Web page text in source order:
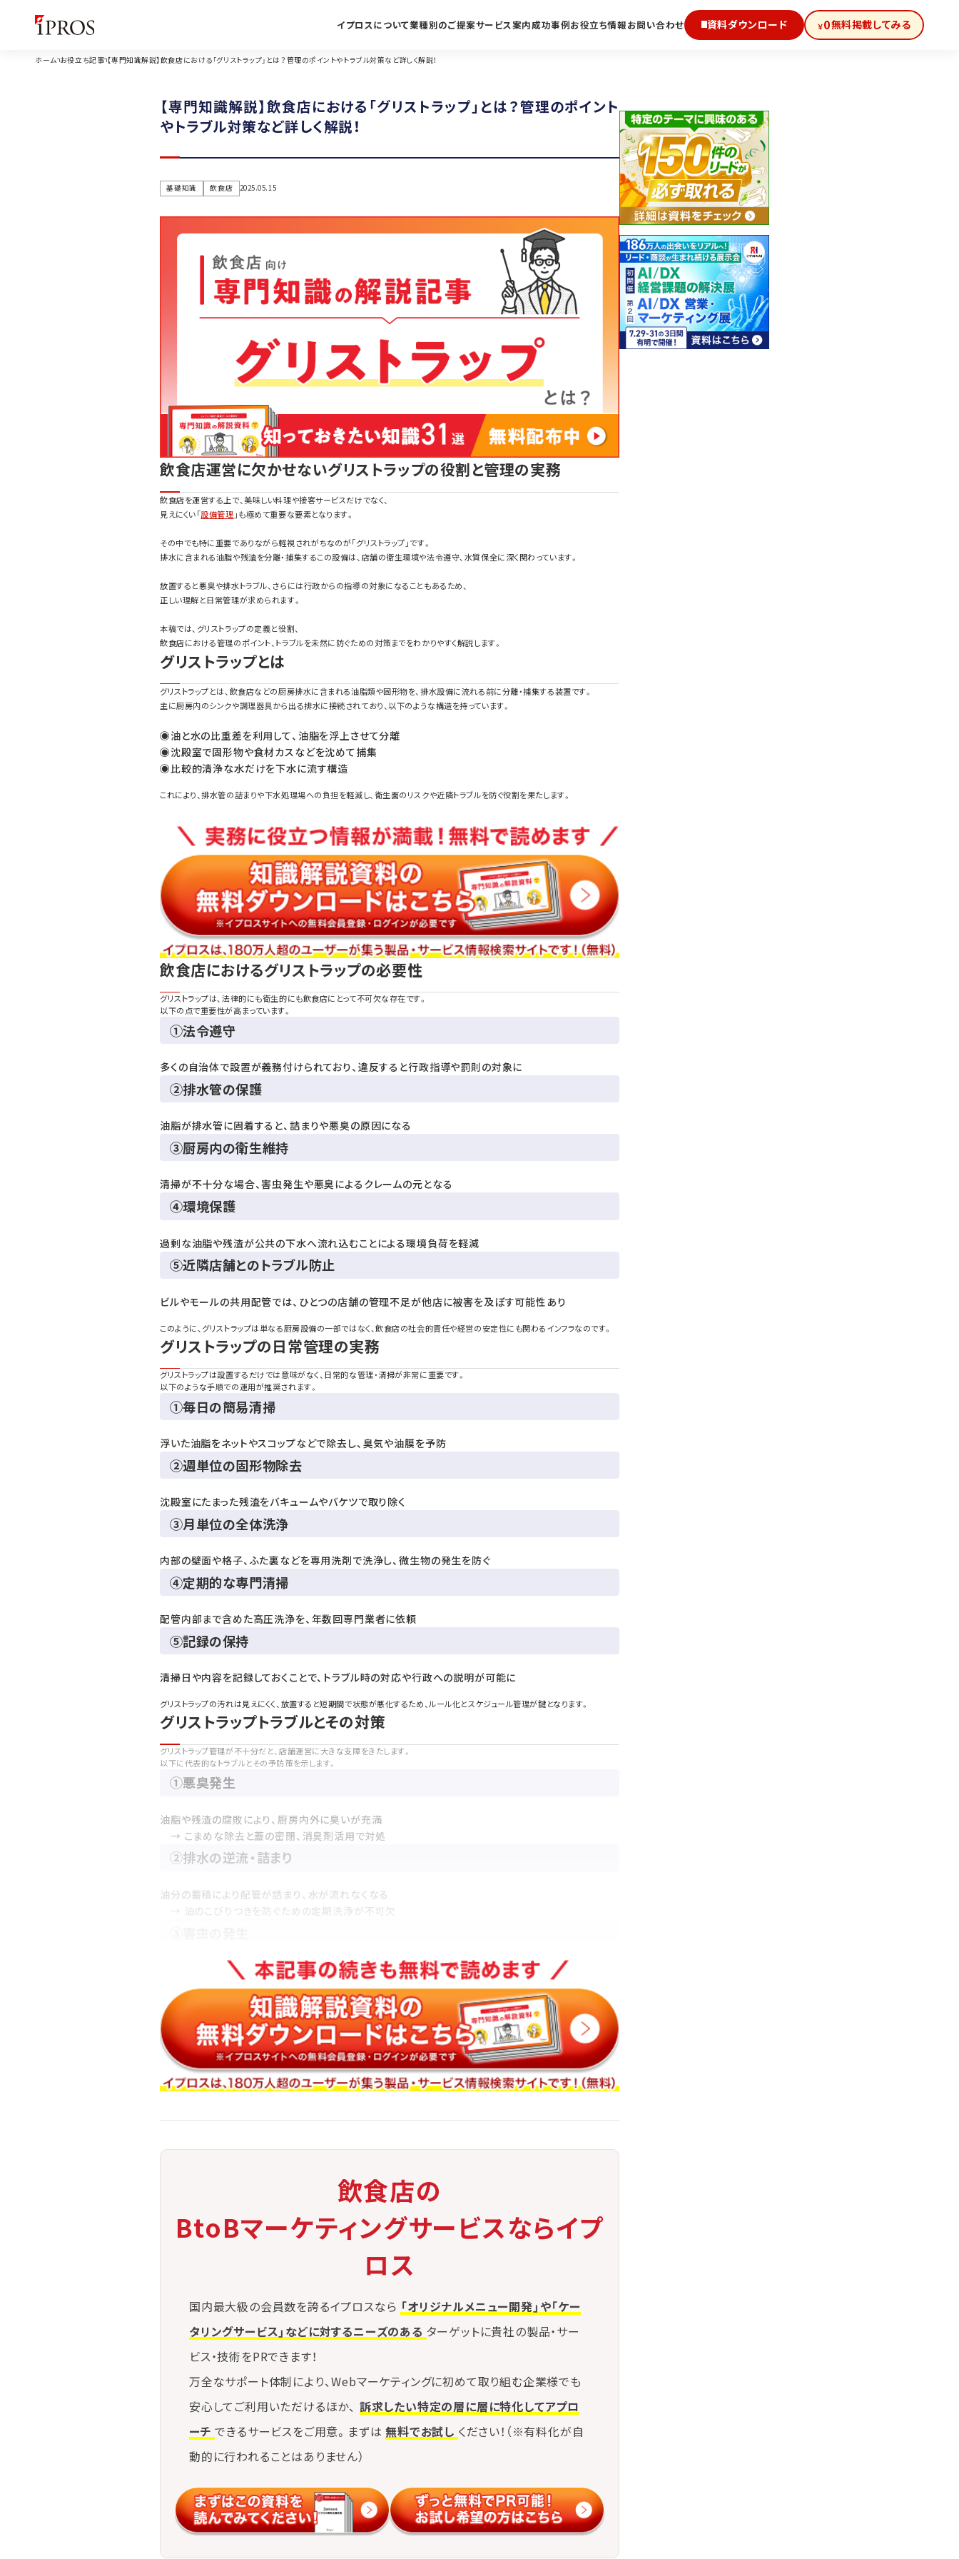
イプロスについて業種別のご提案サービス案内成功事例お役立ち情報お問い合わせ 資料ダウンロード ￥0無料掲載してみる
ホーム お役立ち記事 【専門知識解説】飲食店における「グリストラップ」とは？管理のポイントやトラブル対策など詳しく解説！
【専門知識解説】飲食店における「グリストラップ」とは？管理のポイント
やトラブル対策など詳しく解説！
基礎知識 飲食店 2025.05.15
飲食店運営に欠かせないグリストラップの役割と管理の実務
飲食店を運営する上で、美味しい料理や接客サービスだけでなく、
見えにくい「設備管理 」も極めて重要な要素となります。
その中でも特に重要でありながら軽視されがちなのが「グリストラップ」です。
排水に含まれる油脂や残渣を分離・捕集するこの設備は、店舗の衛生環境や法令遵守、水質保全に深く関わっています。
放置すると悪臭や排水トラブル、さらには行政からの指導の対象になることもあるため、
正しい理解と日常管理が求められます。
本稿では、グリストラップの定義と役割、
飲食店における管理のポイント、トラブルを未然に防ぐための対策までをわかりやすく解説します。
グリストラップとは
グリストラップとは、飲食店などの厨房排水に含まれる油脂類や固形物を、排水設備に流れる前に分離・捕集する装置です。
主に厨房内のシンクや調理器具から出る排水に接続されており、以下のような構造を持っています。
◉油と水の比重差を利用して、油脂を浮上させて分離
◉沈殿室で固形物や食材カスなどを沈めて捕集
◉比較的清浄な水だけを下水に流す構造
これにより、排水管の詰まりや下水処理場への負担を軽減し、衛生面のリスクや近隣トラブルを防ぐ役割を果たします。
飲食店におけるグリストラップの必要性
グリストラップは、法律的にも衛生的にも飲食店にとって不可欠な存在です。
以下の点で重要性が高まっています。
①法令遵守
多くの自治体で設置が義務付けられており、違反すると行政指導や罰則の対象に
②排水管の保護
油脂が排水管に固着すると、詰まりや悪臭の原因になる
③厨房内の衛生維持
清掃が不十分な場合、害虫発生や悪臭によるクレームの元となる
④環境保護
過剰な油脂や残渣が公共の下水へ流れ込むことによる環境負荷を軽減
⑤近隣店舗とのトラブル防止
ビルやモールの共用配管では、ひとつの店舗の管理不足が他店に被害を及ぼす可能性あり
このように、グリストラップは単なる厨房設備の一部ではなく、飲食店の社会的責任や経営の安定性にも関わるインフラなのです。
グリストラップの日常管理の実務
グリストラップは設置するだけでは意味がなく、日常的な管理・清掃が非常に重要です。
以下のような手順での運用が推奨されます。
①毎日の簡易清掃
浮いた油脂をネットやスコップなどで除去し、臭気や油膜を予防
②週単位の固形物除去
沈殿室にたまった残渣をバキュームやバケツで取り除く
③月単位の全体洗浄
内部の壁面や格子、ふた裏などを専用洗剤で洗浄し、微生物の発生を防ぐ
④定期的な専門清掃
配管内部まで含めた高圧洗浄を、年数回専門業者に依頼
⑤記録の保持
清掃日や内容を記録しておくことで、トラブル時の対応や行政への説明が可能に
グリストラップの汚れは見えにくく、放置すると短期間で状態が悪化するため、ルール化とスケジュール管理が鍵となります。
グリストラップトラブルとその対策
グリストラップ管理が不十分だと、店舗運営に大きな支障をきたします。
以下に代表的なトラブルとその予防策を示します。
①悪臭発生
油脂や残渣の腐敗により、厨房内外に臭いが充満
→ こまめな除去と蓋の密閉、消臭剤活用で対処
②排水の逆流・詰まり
油分の蓄積により配管が詰まり、水が流れなくなる
→ 油のこびりつきを防ぐための定期洗浄が不可欠
ハエやゴキブリが繁殖する環境に
→ 油脂の残留を減らすとともに、害虫駆除との併用管理が重要
④他店からの苦情
共用排水管を詰まらせた場合、損害賠償や営業停止のリスクも
→ 管理記録を取って責任の所在を明確化
こうした問題を回避するためには、日々の清掃に加え、トラブル発生時の対応フローも整備しておくと安心です。
飲食店の
BtoBマーケティングサービスならイプ
ロス
国内最大級の会員数を誇るイプロスなら 「オリジナルメニュー開発」や「ケー
タリングサービス」などに対するニーズのある ターゲットに貴社の製品・サー
ビス・技術をPRできます！
万全なサポート体制により、Webマーケティングに初めて取り組む企業様でも
安心してご利用いただけるほか、 訴求したい特定の層に層に特化してアプロ
ーチできるサービスをご用意。まずは無料でお試し ください！（※有料化が自
動的に行われることはありません）